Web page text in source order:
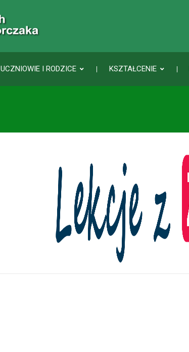
UCZNIOWIE I RODZICE KSZTAŁCENIE